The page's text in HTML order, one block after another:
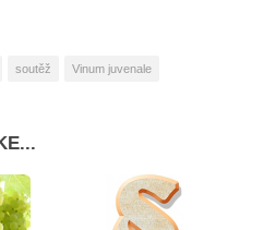
soutěž Vinum juvenale